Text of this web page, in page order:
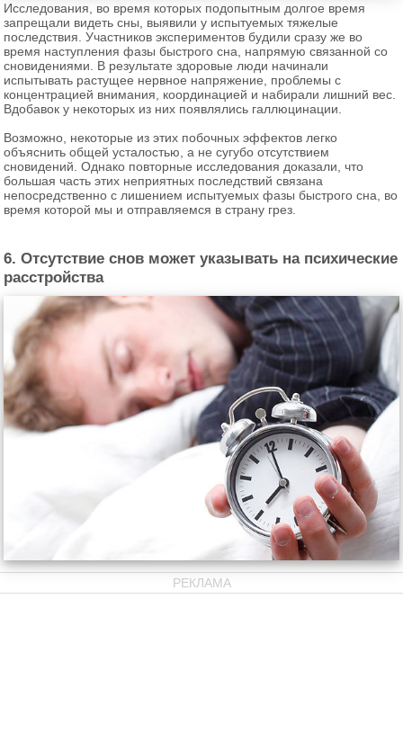
Исследования, во время которых подопытным долгое время
запрещали видеть сны, выявили у испытуемых тяжелые
последствия. Участников экспериментов будили сразу же во
время наступления фазы быстрого сна, напрямую связанной со
сновидениями. В результате здоровые люди начинали
испытывать растущее нервное напряжение, проблемы с
концентрацией внимания, координацией и набирали лишний вес.
Вдобавок у некоторых из них появлялись галлюцинации.
Возможно, некоторые из этих побочных эффектов легко
объяснить общей усталостью, а не сугубо отсутствием
сновидений. Однако повторные исследования доказали, что
большая часть этих неприятных последствий связана
непосредственно с лишением испытуемых фазы быстрого сна, во
время которой мы и отправляемся в страну грез.
6. Отсутствие снов может указывать на психические
расстройства
РЕКЛАМА